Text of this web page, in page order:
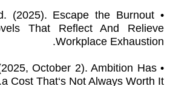
(2025). Escape the Burnout
That Reflect And Relieve
Workplace Exhaustion.
October 2). Ambition Has
a Cost That‘s Not Always Worth It.